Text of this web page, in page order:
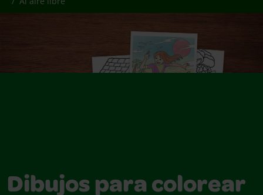
Dibujos para colorear